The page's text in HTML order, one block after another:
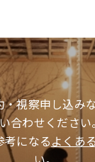
・視察申し込み
合わせください。
になるよくあ